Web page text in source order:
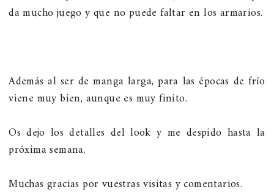
da mucho juego y que no puede faltar en los armarios.
Además al ser de manga larga, para las épocas de frío
viene muy bien, aunque es muy finito.
Os dejo los detalles del look y me despido hasta la
próxima semana.
Muchas gracias por vuestras visitas y comentarios.